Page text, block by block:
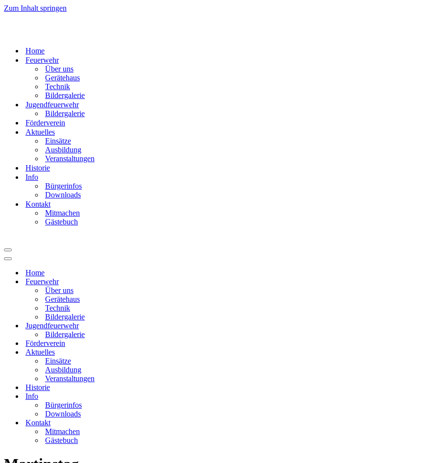
Zum Inhalt springen
Home
Feuerwehr
Über uns
Gerätehaus
Technik
Bildergalerie
Jugendfeuerwehr
Bildergalerie
Förderverein
Aktuelles
Einsätze
Ausbildung
Veranstaltungen
Historie
Info
Bürgerinfos
Downloads
Kontakt
Mitmachen
Gästebuch
Navigationsmenü
Navigationsmenü
Home
Feuerwehr
Über uns
Gerätehaus
Technik
Bildergalerie
Jugendfeuerwehr
Bildergalerie
Förderverein
Aktuelles
Einsätze
Ausbildung
Veranstaltungen
Historie
Info
Bürgerinfos
Downloads
Kontakt
Mitmachen
Gästebuch